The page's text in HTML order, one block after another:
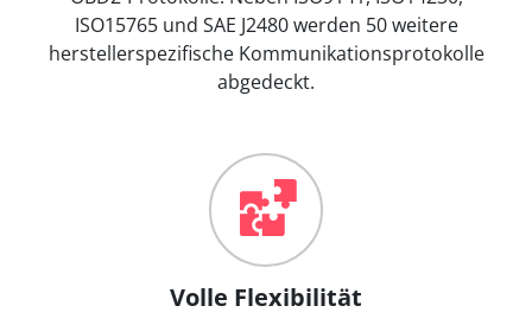
ISO15765 und SAE J2480 werden 50 weitere
herstellerspezifische Kommunikationsprotokolle
abgedeckt.
Volle Flexibilität